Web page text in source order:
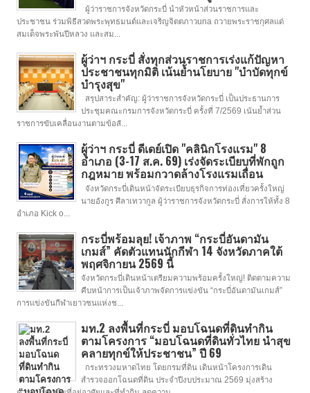
ผู้ว่าราชการจังหวัดกระบี่ นำหัวหน้าส่วนราชการและ
ประชาชน ร่วมพิธีสวดพระพุทธมนต์และเจริญจิตตภาวuna ถวายพระราชกุศลแด่
สมเด็จพระพันปีหลวง และสม...
ผู้ว่าฯ กระบี่ สั่งทุกส่วนราชการเร่งแก้ปัญหา
ประชาชนทุกมิติ เน้นย้ำนโยบาย "บำบัดทุกข์
บำรุงสุข"
สรุปสาระสำคัญ: ผู้ว่าราชการจังหวัดกระบี่ เป็นประธานการ
ประชุมคณะกรมการจังหวัดกระบี่ ครั้งที่ 7/2569 เน้นย้ำส่วน
ราชการขับเคลื่อนงานตามข้อสั...
ผู้ว่าฯ กระบี่ ดีเดย์เปิด "คลินิกโรงแรม" 8
อำเภอ (3-17 ส.ค. 69) เร่งจัดระเบียบที่พักถูก
กฎหมาย พร้อมกวาดล้างโรงแรมเถื่อน
จังหวัดกระบี่เดินหน้าจัดระเบียบธุรกิจการท่องเที่ยวครั้งใหญ่
นายอังกูร ศีลาเทวากูล ผู้ว่าราชการจังหวัดกระบี่ สั่งการให้ทั้ง 8
อำเภอ Kick o...
กระบี่พร้อมลุย! เจ้าภาพ “กระบี่อันดามัน
เกมส์” คัดตัวแทนนักกีฬา 14 จังหวัดภาคใต้
พฤศจิกายน 2569 นี้
จังหวัดกระบี่เดินหน้าเตรียมความพร้อมครั้งใหญ่! ติดตามความ
คืบหน้าการเป็นเจ้าภาพจัดการแข่งขัน “กระบี่อันดามันเกมส์”
การแข่งขันกีฬาเยาวชนแห่งช...
มท.2 ลงพื้นที่กระบี่ มอบโฉนดที่ดินทำกิน
ตามโครงการ “มอบโฉนดที่ดินทั่วไทย นำสุข
คลายทุกข์ให้ประชาชน” ปี 69
กระทรวงมหาดไทย โดยกรมที่ดิน เดินหน้าโครงการเดิน
สำรวจออกโฉนดที่ดิน ประจำปีงบประมาณ 2569 มุ่งสร้าง